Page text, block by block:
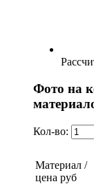
Фото на
Кол-во:
Материал /
цена руб